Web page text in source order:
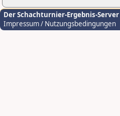
Der Schachturnier-Ergebnis-Server
Impressum / Nutzungsbedingungen